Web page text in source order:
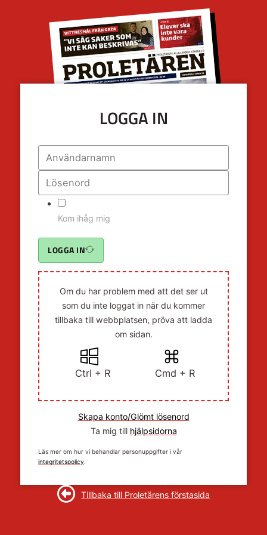
LOGGA IN
Kom ihåg mig
LOGGA IN
Om du har problem med att det ser ut
som du inte loggat in när du kommer
tillbaka till webbplatsen, pröva att ladda
om sidan.
Ctrl + R Cmd + R
Skapa konto/Glömt lösenord
Ta mig till hjälpsidorna
Läs mer om hur vi behandlar personuppgifter i vår
integritetspolicy.
Tillbaka till Proletärens förstasida